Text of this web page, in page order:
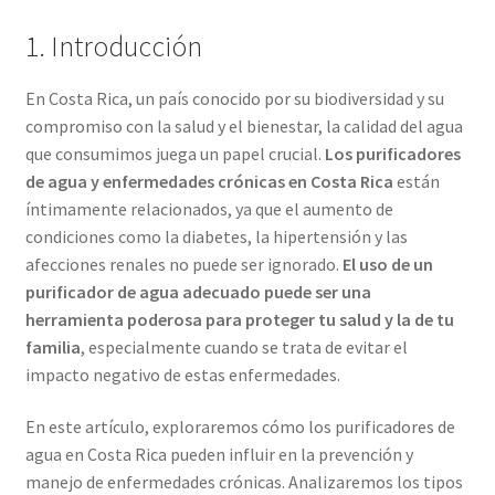
1. Introducción
En Costa Rica, un país conocido por su biodiversidad y su
compromiso con la salud y el bienestar, la calidad del agua
que consumimos juega un papel crucial. Los purificadores
de agua y enfermedades crónicas en Costa Rica están
íntimamente relacionados, ya que el aumento de
condiciones como la diabetes, la hipertensión y las
afecciones renales no puede ser ignorado. El uso de un
purificador de agua adecuado puede ser una
herramienta poderosa para proteger tu salud y la de tu
familia, especialmente cuando se trata de evitar el
impacto negativo de estas enfermedades.
En este artículo, exploraremos cómo los purificadores de
agua en Costa Rica pueden influir en la prevención y
manejo de enfermedades crónicas. Analizaremos los tipos